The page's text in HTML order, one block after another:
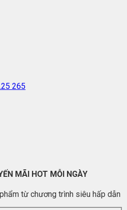
265
MÃI HOT MỖI NGÀY
từ chương trình siêu hấp dẫn